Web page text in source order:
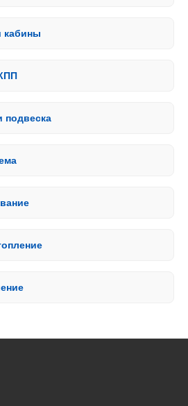
кабины
подвеска